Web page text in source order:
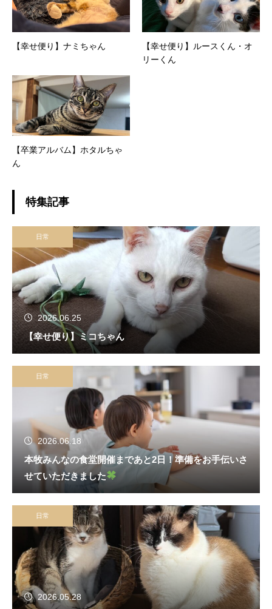
【幸せ便り】ナミちゃん
【幸せ便り】ルースくん・オ
リーくん
【卒業アルバム】ホタルちゃ
ん
特集記事
日常
2026.06.25
【幸せ便り】ミコちゃん
日常
2026.06.18
本牧みんなの食堂開催まであと2日！準備をお手伝いさ
せていただきました
日常
2026.05.28